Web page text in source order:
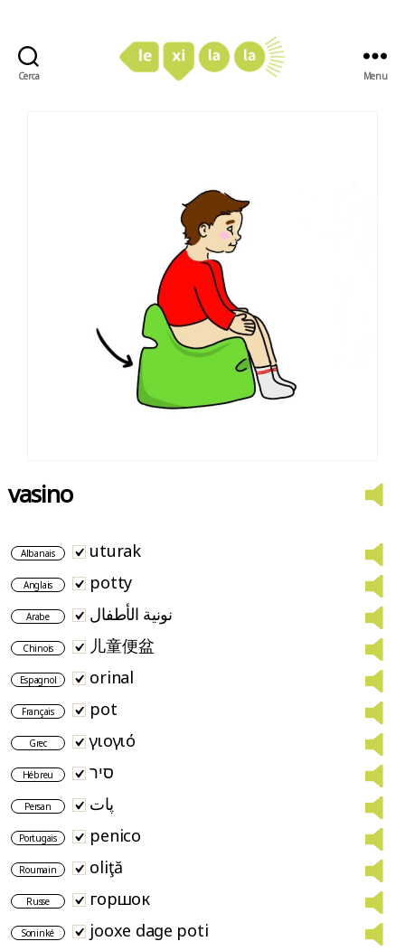
Cerca Menu
vasino
Albanais uturak
Anglais potty
Arabe نونية الأطفال
Chinois 儿童便盆
Espagnol orinal
Français pot
Grec γιογιό
Hébreu סיר
Persan پات
Portugais penico
Roumain oliţă
Russe горшок
Soninké jooxe dage poti